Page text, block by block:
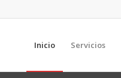
Inicio Servicios